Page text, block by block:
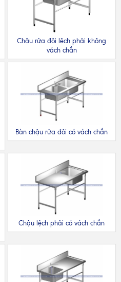
Chậu rửa đôi lệch phải không
vách chắn
Bàn chậu rửa đôi có vách chắn
Chậu lệch phải có vách chắn